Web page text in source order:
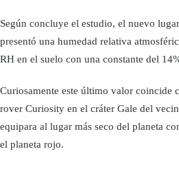
Según concluye el estudio, el nuevo
presentó una humedad relativa
RH en el suelo con una constante del
Curiosamente este último valor coincide
rover Curiosity en el cráter Gale del
equipara al lugar más seco del planeta
el planeta rojo.